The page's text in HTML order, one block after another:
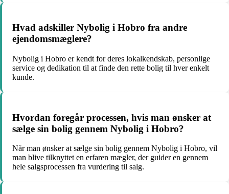
Hvad adskiller Nybolig i Hobro fra andre
ejendomsmæglere?
Nybolig i Hobro er kendt for deres lokalkendskab, personlige
service og dedikation til at finde den rette bolig til hver enkelt
kunde.
Hvordan foregår processen, hvis man ønsker at
sælge sin bolig gennem Nybolig i Hobro?
Når man ønsker at sælge sin bolig gennem Nybolig i Hobro, vil
man blive tilknyttet en erfaren mægler, der guider en gennem
hele salgsprocessen fra vurdering til salg.